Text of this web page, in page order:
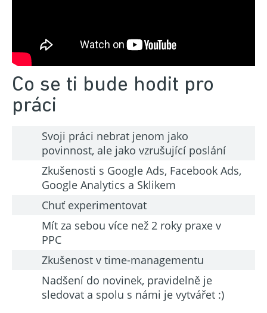
Co se ti bude hodit pro
práci
Svoji práci nebrat jenom jako
povinnost, ale jako vzrušující poslání
Zkušenosti s Google Ads, Facebook Ads,
Google Analytics a Sklikem
Chuť experimentovat
Mít za sebou více než 2 roky praxe v
PPC
Zkušenost v time-managementu
Nadšení do novinek, pravidelně je
sledovat a spolu s námi je vytvářet :)